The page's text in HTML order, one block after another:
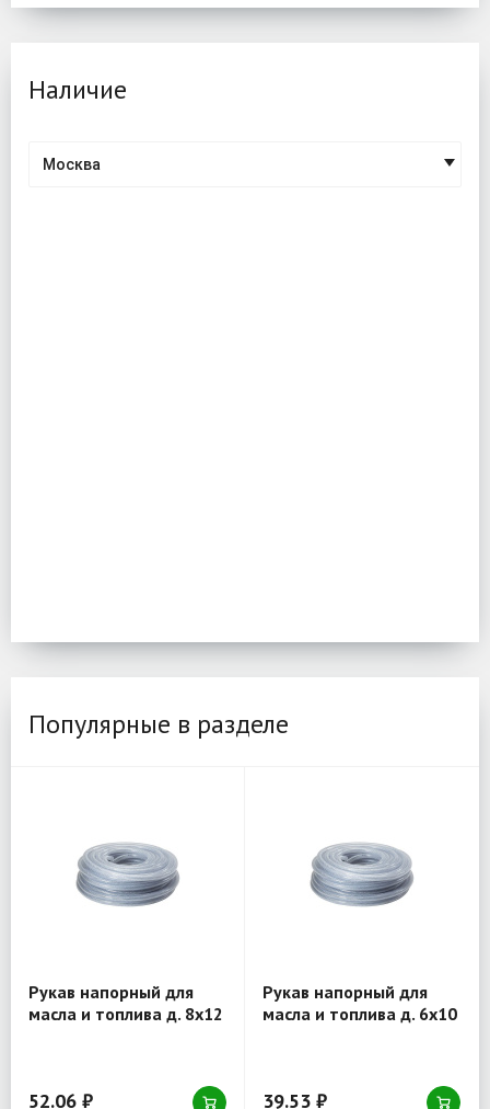
Наличие
Москва
Популярные в разделе
Рукав напорный для
масла и топлива д. 8x12
52.06 ₽
Рукав напорный для
масла и топлива д. 6x10
39.53 ₽